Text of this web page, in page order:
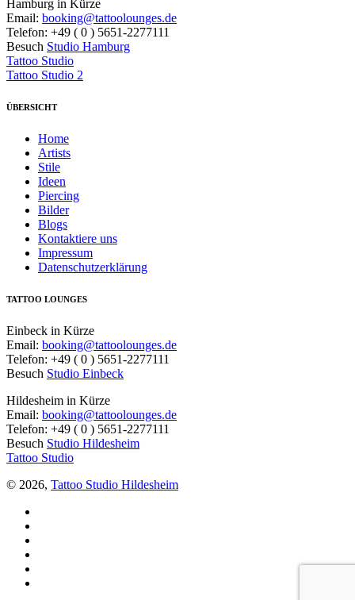
Hamburg in Kürze
Email: booking@tattoolounges.de
Telefon: +49 ( 0 ) 5651-2277111
Besuch Studio Hamburg
Tattoo Studio
Tattoo Studio 2
ÜBERSICHT
Home
Artists
Stile
Ideen
Piercing
Bilder
Blogs
Kontaktiere uns
Impressum
Datenschutzerklärung
TATTOO LOUNGES
Einbeck in Kürze
Email: booking@tattoolounges.de
Telefon: +49 ( 0 ) 5651-2277111
Besuch Studio Einbeck
Hildesheim in Kürze
Email: booking@tattoolounges.de
Telefon: +49 ( 0 ) 5651-2277111
Besuch Studio Hildesheim
Tattoo Studio
© 2026, Tattoo Studio Hildesheim